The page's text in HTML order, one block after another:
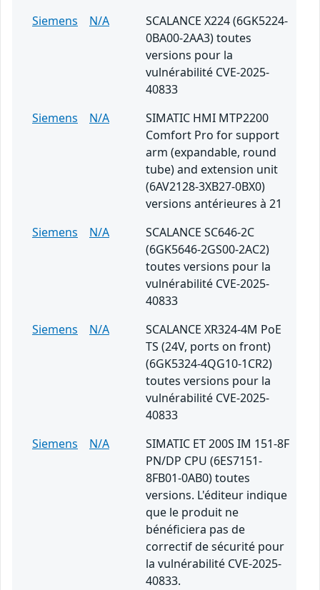
Siemens
N/A
SCALANCE X224 (6GK5224-
0BA00-2AA3) toutes
versions pour la
vulnérabilité CVE-2025-
40833
Siemens
N/A
SIMATIC HMI MTP2200
Comfort Pro for support
arm (expandable, round
tube) and extension unit
(6AV2128-3XB27-0BX0)
versions antérieures à 21
Siemens
N/A
SCALANCE SC646-2C
(6GK5646-2GS00-2AC2)
toutes versions pour la
vulnérabilité CVE-2025-
40833
Siemens
N/A
SCALANCE XR324-4M PoE
TS (24V, ports on front)
(6GK5324-4QG10-1CR2)
toutes versions pour la
vulnérabilité CVE-2025-
40833
Siemens
N/A
SIMATIC ET 200S IM 151-8F
PN/DP CPU (6ES7151-
8FB01-0AB0) toutes
versions. L'éditeur indique
que le produit ne
bénéficiera pas de
correctif de sécurité pour
la vulnérabilité CVE-2025-
40833.